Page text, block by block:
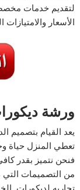
لتقديم خدمات
الأسعار والامتيازات
ورشة
يعد القيام بتصميم
تعطي المنزل حياة
فنحن نتميز بقدر
من التصميمات التي